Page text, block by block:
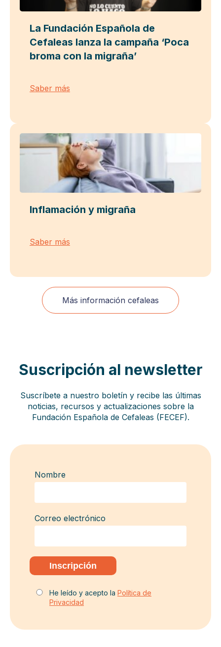
La Fundación Española de
Cefaleas lanza la campaña ‘Poca
broma con la migraña’
Saber más
Inflamación y migraña
Saber más
Más información cefaleas
Suscripción al newsletter
Suscríbete a nuestro boletín y recibe las últimas
noticias, recursos y actualizaciones sobre la
Fundación Española de Cefaleas (FECEF).
Nombre
Correo electrónico
He leído y acepto la Política de
Privacidad